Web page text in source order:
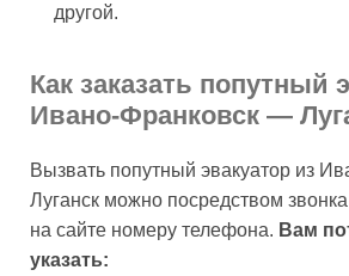
другой.
Как заказать попутный
Ивано-Франковск —
Вызвать попутный эвакуатор из
Луганск можно посредством
на сайте номеру телефона. Вам
указать: